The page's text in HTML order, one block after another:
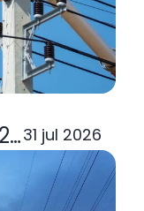
per
31 jul 2026